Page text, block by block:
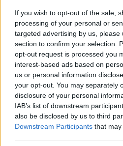
If you wish to opt-out of the sale,
processing of your personal or
targeted advertising by us, please
section to confirm your selection.
opt-out request is processed you
interest-based ads based on
us or personal information
your opt-out. You may separately
disclosure of your personal
IAB’s list of downstream
also be disclosed by us to third
Downstream Participants that
πλέον, αυτών των
αυξανόμενης
οποία είναι κυρίως
ανέγερση πολυώροφων
δέλεαρ τους υψηλούς
κέρδος που θα έχουν από τα
μπορούν να χτιστούν στις
τριώροφες κατοικίες τους,
σε ύψος ορόφων που